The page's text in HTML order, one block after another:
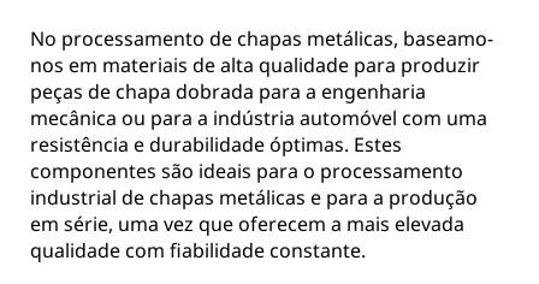
No processamento de chapas metálicas, baseamo-
nos em materiais de alta qualidade para produzir
peças de chapa dobrada para a engenharia
mecânica ou para a indústria automóvel com uma
resistência e durabilidade óptimas. Estes
componentes são ideais para o processamento
industrial de chapas metálicas e para a produção
em série, uma vez que oferecem a mais elevada
qualidade com fiabilidade constante.